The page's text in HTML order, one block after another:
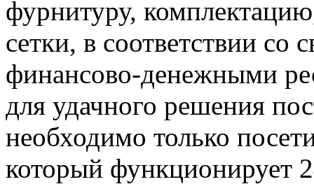
фурнитуру,
сетки, в соответствии со
финансово-денежными
для удачного решения
необходимо только
который функционирует